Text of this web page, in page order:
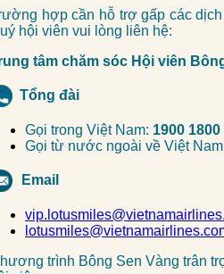
hợp cần hỗ trợ gấp các
hội viên vui lòng liên hệ:
tâm chăm sóc Hội viên
Tổng đài
Gọi trong Việt Nam: 1900 1800
Gọi từ nước ngoài về Việt
Email
trình Bông Sen Vàng trân